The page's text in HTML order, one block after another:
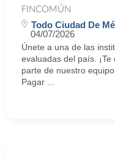
FINCOMÚN
Todo Ciudad De
04/07/2026
Únete a una de las
evaluadas del país.
parte de nuestro
Pagar ...